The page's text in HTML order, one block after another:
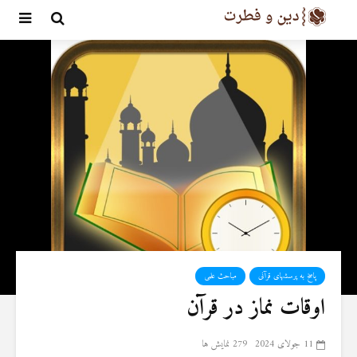
پاسخ به پرسشهای قرآنی مباحث علمی
اوقات نماز در قرآن
11 جولای 2024 279 نمایش ها